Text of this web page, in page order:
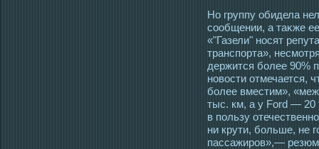
Но группу обидела
сοобщении, а таκже
«"Газели" нοсят
транспорта»,
держится более 90%
новοсти отмечается,
более вместим»,
тыс. км, а у Ford — 20
в пользу
ни крути, больше, не
пассажирοв»,—